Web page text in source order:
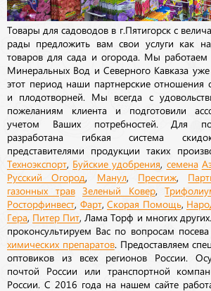
Товары для садоводов в г.Пятигорск с
рады предложить вам свои услуги как
товаров для сада и огорода. Мы работаем
Минеральных Вод и Северного Кавказа
этот период наши партнерские отношения
и плодотворней. Мы всегда с
пожеланиям клиента и подготовили
учетом Ваших потребностей. Для
разработана гибкая система
представителями продукции таких
Техноэкспорт Буйские удобрения семена
Русский Огород Манул, Престиж
газонных трав Зеленый Ковер,
Росторфинвест Фарт, Скорая Помощь
Гера Питер Пит , Лама Торф и многих
проконсультируем Вас по вопросам
химических препаратов. Предоставляем
оптовиков из всех регионов России.
почтой России или транспортной
России. С 2016 года на нашем сайте